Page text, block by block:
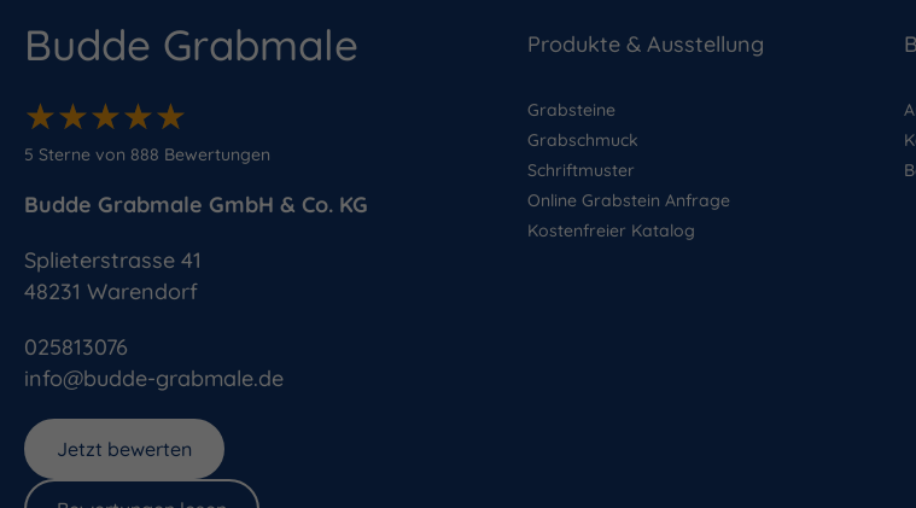
Budde Grabmale
★★★★★
★★★★★
5 Sterne von 888 Bewertungen
Budde Grabmale GmbH & Co. KG
info@budde-grabmale.de
025813076
Splieterstrasse 41
48231 Warendorf
Jetzt bewerten
Produkte & Ausstellung
Grabsteine
Grabschmuck
Schriftmuster
Online Grabstein Anfrage
Kostenfreier Katalog